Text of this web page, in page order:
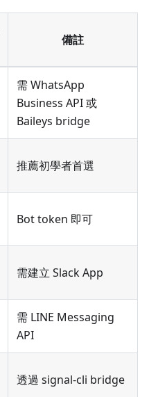
備註
需 WhatsApp
Business API 或
Baileys bridge
推薦初學者首選
Bot token 即可
需建立 Slack App
需 LINE Messaging
API
透過 signal-cli bridge